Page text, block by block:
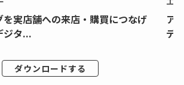
を実店舗への来店・購買につなげ
タ...
ダウンロードする
ア
デ